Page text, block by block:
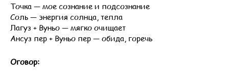
Точка — мое сознание и подсознание
Соль — энергия солнца, тепла
Лагуз + Вуньо — мягко очищает
Ансуз пер + Вуньо пер — обида, горечь
Оговор: